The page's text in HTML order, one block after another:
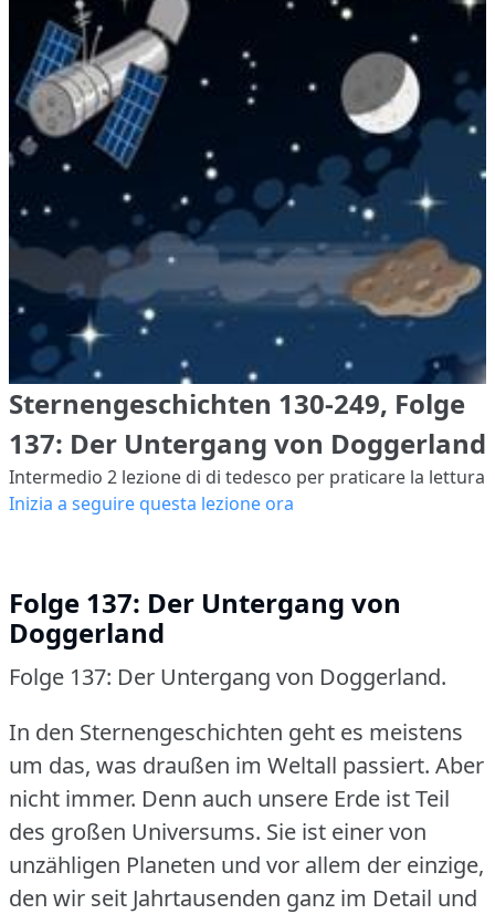
Sternengeschichten 130-249, Folge
137: Der Untergang von Doggerland
Intermedio 2 lezione di di tedesco per praticare la lettura
Inizia a seguire questa lezione ora
Folge 137: Der Untergang von
Doggerland
Folge 137: Der Untergang von Doggerland.
In den Sternengeschichten geht es meistens
um das, was draußen im Weltall passiert. Aber
nicht immer. Denn auch unsere Erde ist Teil
des großen Universums. Sie ist einer von
unzähligen Planeten und vor allem der einzige,
den wir seit Jahrtausenden ganz im Detail und